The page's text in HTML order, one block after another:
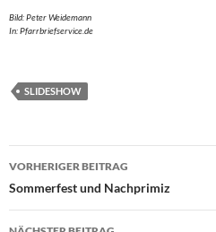
Bild: Peter Weidemann
In: Pfarrbriefservice.de
SLIDESHOW
Beitragsnavigation
VORHERIGER BEITRAG
Sommerfest und Nachprimiz